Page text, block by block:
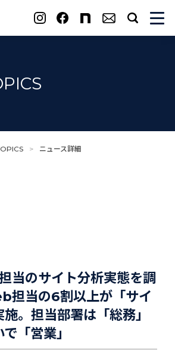
search
> ニュース詳細
当のサイト分析実態を調
担当の6割以上が「サイ
。担当部署は「総務」
「営業」